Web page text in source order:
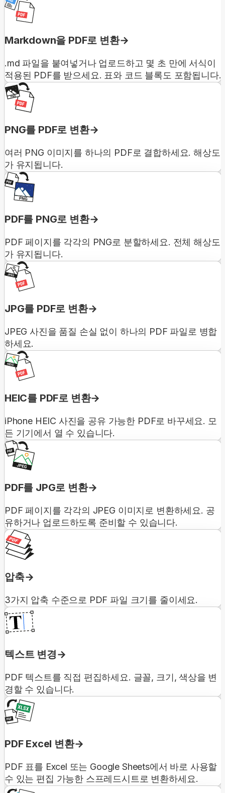
Markdown을 PDF로 변환
.md 파일을 붙여넣거나 업로드하고 몇 초 만에 서식이
적용된 PDF를 받으세요. 표와 코드 블록도 포함됩니다.
PNG를 PDF로 변환
여러 PNG 이미지를 하나의 PDF로 결합하세요. 해상도
가 유지됩니다.
PDF를 PNG로 변환
PDF 페이지를 각각의 PNG로 분할하세요. 전체 해상도
가 유지됩니다.
JPG를 PDF로 변환
JPEG 사진을 품질 손실 없이 하나의 PDF 파일로 병합
하세요.
HEIC를 PDF로 변환
iPhone HEIC 사진을 공유 가능한 PDF로 바꾸세요. 모
든 기기에서 열 수 있습니다.
PDF를 JPG로 변환
PDF 페이지를 각각의 JPEG 이미지로 변환하세요. 공
유하거나 업로드하도록 준비할 수 있습니다.
압축
3가지 압축 수준으로 PDF 파일 크기를 줄이세요.
텍스트 변경
PDF 텍스트를 직접 편집하세요. 글꼴, 크기, 색상을 변
경할 수 있습니다.
PDF Excel 변환
PDF 표를 Excel 또는 Google Sheets에서 바로 사용할
수 있는 편집 가능한 스프레드시트로 변환하세요.